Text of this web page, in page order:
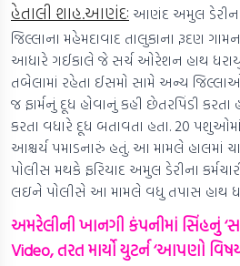
હેતાલી શાહ.આણંદઃ આણંદ અમુલ ડેરીના
જિલ્લાના મહેમદાવાદ તાલુકાના રૂદણ
આધારે ગઈકાલે જે સર્ચ ઓરેશન હાથ
તબેલામાં રહેતા ઈસમો સામે અન્ય
જ ફાર્મનું દૂધ હોવાનું કહી છેતરપિંડી
કરતા વધારે દૂધ બતાવતા હતા. 20
આશ્ચર્ય પમાડનારું હતું. આ મામલે હાલમાં
પોલીસ મથકે ફરિયાદ અમુલ ડેરીના
લઇને પોલીસે આ મામલે વધુ તપાસ હાથ
અમરેલીની ખાનગી કંપનીમાં સિંહનું
Video, તરત માર્યો યુટર્ન ‘આપણો